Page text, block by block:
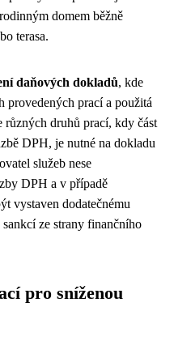
domem běžně
terasa.
daňových dokladů, kde
provedených prací a použitá
druhů prací, kdy část
DPH, je nutné na dokladu
služeb nese
DPH a v případě
vystaven dodatečnému
ze strany finančního
pro sníženou